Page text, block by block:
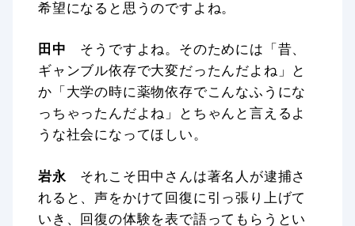
希望になると思うのですよね。
田中 そうですよね。そのためには「昔、
ギャンブル依存で大変だったんだよね」と
か「大学の時に薬物依存でこんなふうにな
っちゃったんだよね」とちゃんと言えるよ
うな社会になってほしい。
岩永それこそ田中さんは著名人が逮捕さ
れると、声をかけて回復に引っ張り上げて
いき、回復の体験を表で語ってもらうとい